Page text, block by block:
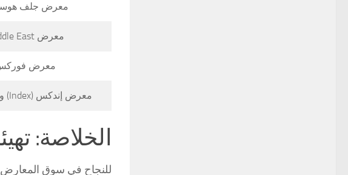
معرض جلف هوست
معرض ISM Middle East
معرض
معرض إندكس (Index) ومعرض الفنادق
الخلاصة:
للنجاح في سوق المعارض